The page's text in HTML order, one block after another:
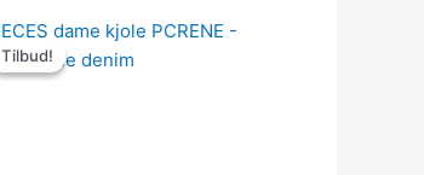
Tilbud!
Tilbud!
Den
oprindelige
pris
Den
aktuelle
pris